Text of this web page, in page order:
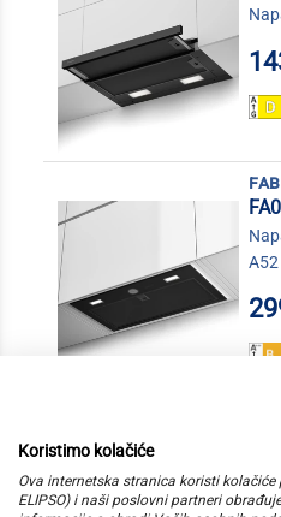
A52
kategorije
Koristimo kolačiće
Ova internetska stranica koristi kolačiće
ELIPSO) i naši poslovni partneri